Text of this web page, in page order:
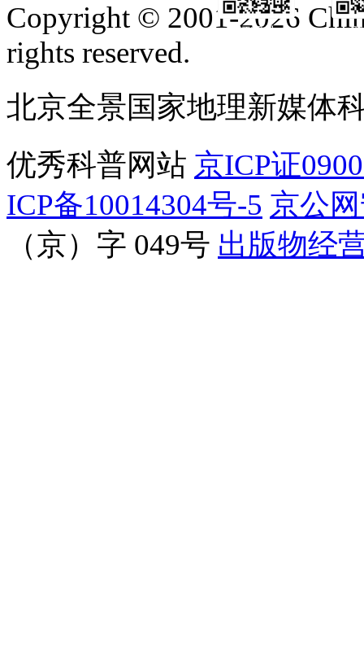
订阅号
Copyright © 2001-2026
rights reserved.
北京全景国家地理新媒体
优秀科普网站 京ICP证
ICP备10014304号-5 京公
（京）字 049号 出版物经